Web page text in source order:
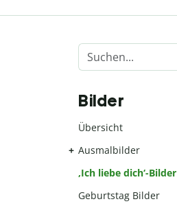
Bilder
Übersicht
Ausmalbilder
,Ich liebe dich‘-Bilder
Geburtstag Bilder